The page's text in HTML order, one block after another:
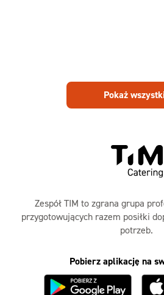
Pokaż
Zespół TIM to zgrana grupa
przygotowujących razem posiłki
potrzeb.
Pobierz aplikację na